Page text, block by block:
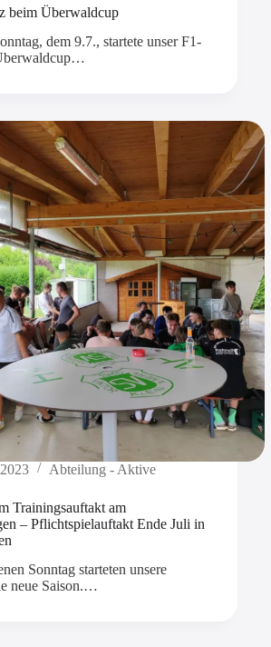
beim Überwaldcup
dem 9.7., startete unser F1-
Abteilung - Aktive
Trainingsauftakt am
– Pflichtspielauftakt Ende Juli in
Sonntag starteten unsere
neue Saison.…